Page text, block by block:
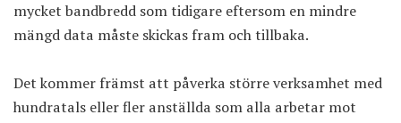
mycket bandbredd som tidigare eftersom en mindre
mängd data måste skickas fram och tillbaka.
Det kommer främst att påverka större verksamhet med
hundratals eller fler anställda som alla arbetar mot